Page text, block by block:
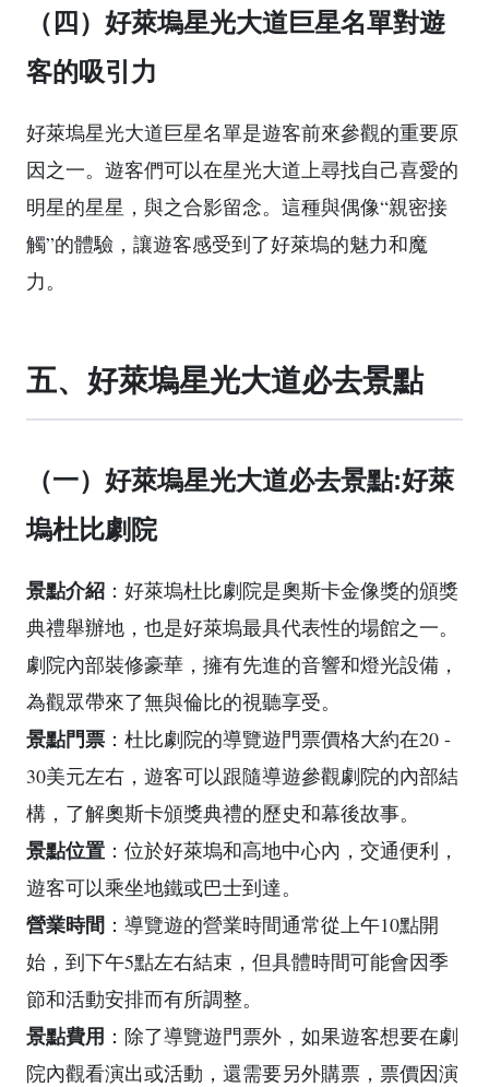
（四）好萊塢星光大道巨星名單對遊
客的吸引力
好萊塢星光大道巨星名單是遊客前來參觀的重要原
因之一。遊客們可以在星光大道上尋找自己喜愛的
明星的星星，與之合影留念。這種與偶像“親密接
觸”的體驗，讓遊客感受到了好萊塢的魅力和魔
力。
五、好萊塢星光大道必去景點
（一）好萊塢星光大道必去景點:好萊
塢杜比劇院
景點介紹 ：好萊塢杜比劇院是奧斯卡金像獎的頒獎
典禮舉辦地，也是好萊塢最具代表性的場館之一。
劇院內部裝修豪華，擁有先進的音響和燈光設備，
為觀眾帶來了無與倫比的視聽享受。
景點門票 ：杜比劇院的導覽遊門票價格大約在20 -
30美元左右，遊客可以跟隨導遊參觀劇院的內部結
構，了解奧斯卡頒獎典禮的歷史和幕後故事。
景點位置 ：位於好萊塢和高地中心內，交通便利，
遊客可以乘坐地鐵或巴士到達。
營業時間 ：導覽遊的營業時間通常從上午10點開
始，到下午5點左右結束，但具體時間可能會因季
節和活動安排而有所調整。
景點費用 ：除了導覽遊門票外，如果遊客想要在劇
院內觀看演出或活動，還需要另外購票，票價因演